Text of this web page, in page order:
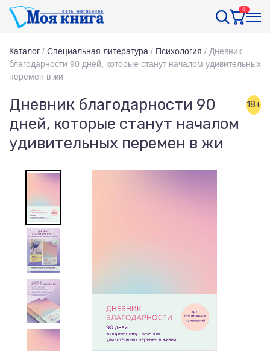
0
Каталог / Специальная литература / Психология / Дневник
благодарности 90 дней, которые станут началом удивительных
перемен в жи
Дневник благодарности 90
дней, которые станут началом
удивительных перемен в жи
18+